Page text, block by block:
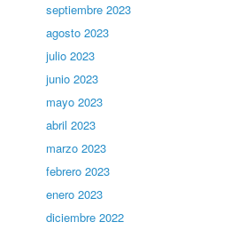
septiembre 2023
agosto 2023
julio 2023
junio 2023
mayo 2023
abril 2023
marzo 2023
febrero 2023
enero 2023
diciembre 2022